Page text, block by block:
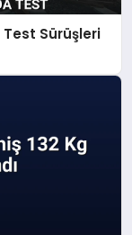
Test Sürüşleri